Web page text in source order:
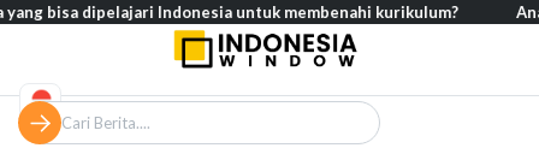
Indonesia untuk membenahi kurikulum? Analisis –